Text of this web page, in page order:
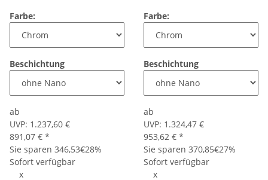
Farbe:
Beschichtung
ab
UVP: 1.237,60 €
891,07 € *
Sie sparen 346,53€28%
Sofort verfügbar
x
Farbe:
Beschichtung
ab
UVP: 1.324,47 €
953,62 € *
Sie sparen 370,85€27%
Sofort verfügbar
x